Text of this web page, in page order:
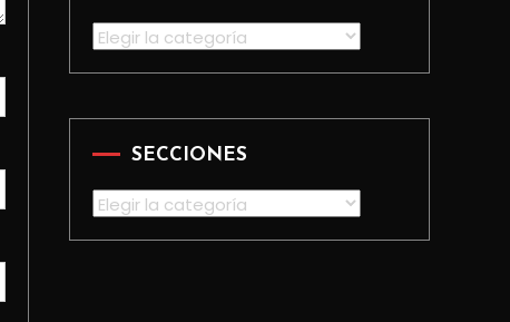
Categorías
SECCIONES
Secciones